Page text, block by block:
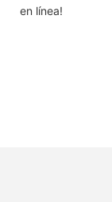
en línea!